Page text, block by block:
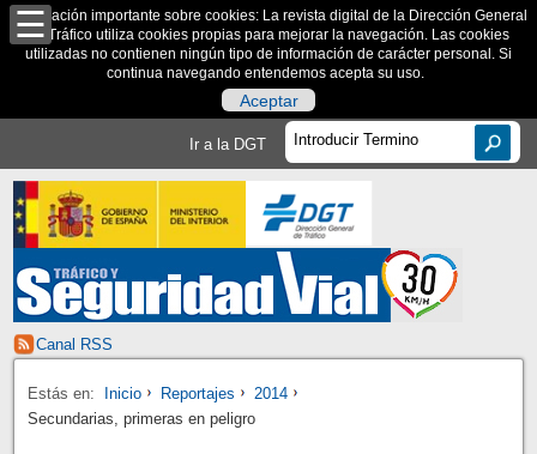
Información importante sobre cookies: La revista digital de la Dirección General
de Tráfico utiliza cookies propias para mejorar la navegación. Las cookies
utilizadas no contienen ningún tipo de información de carácter personal. Si
continua navegando entendemos acepta su uso.
Aceptar
Ir a la DGT
Canal RSS
Estás en: Inicio Reportajes
2014
Secundarias, primeras en peligro